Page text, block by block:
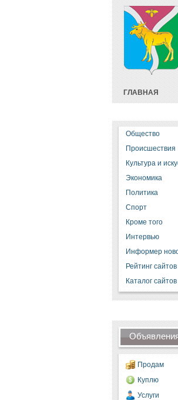
ГЛАВНАЯ
Общество
Происшествия
Культура и
Экономика
Политика
Спорт
Кроме того
Интервью
Информер
Рейтинг сайтов
Каталог сайтов
Продам
Куплю
Услуги